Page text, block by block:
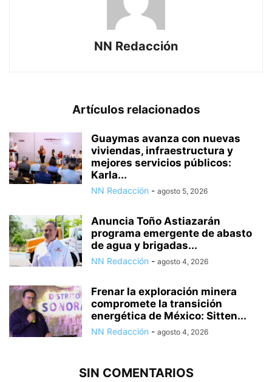
NN Redacción
Artículos relacionados
Guaymas avanza con nuevas
viviendas, infraestructura y
mejores servicios públicos:
Karla...
NN Redacción - agosto 5, 2026
Anuncia Toño Astiazarán
programa emergente de abasto
de agua y brigadas...
NN Redacción - agosto 4, 2026
Frenar la exploración minera
compromete la transición
energética de México: Sitten...
NN Redacción - agosto 4, 2026
SIN COMENTARIOS